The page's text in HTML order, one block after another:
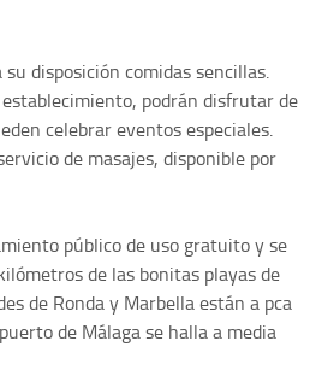
disposición comidas sencillas.
podrán disfrutar de
celebrar eventos especiales.
de masajes, disponible por
público de uso gratuito y se
de las bonitas playas de
de Ronda y Marbella están a pca
de Málaga se halla a media